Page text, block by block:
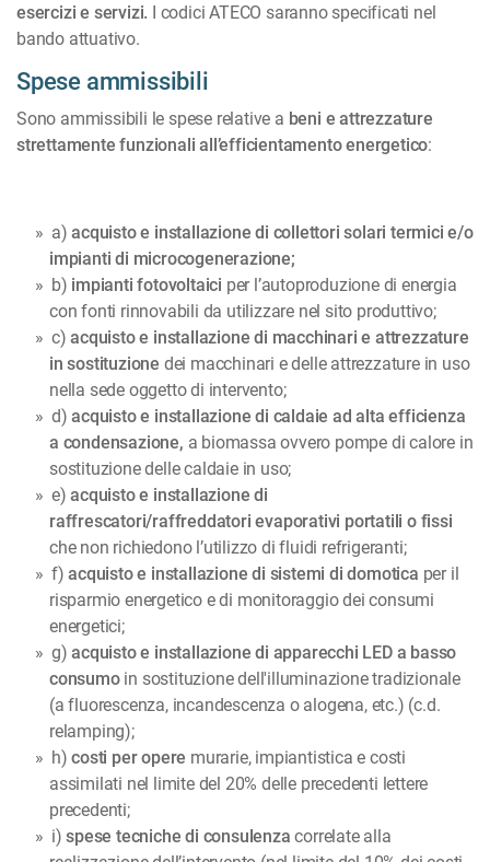
esercizi e servizi. I codici ATECO saranno specificati nel
bando attuativo.
Spese ammissibili
Sono ammissibili le spese relative a beni e attrezzature
strettamente funzionali all’efficientamento energetico:
a) acquisto e installazione di collettori solari termici e/o
impianti di microcogenerazione;
b) impianti fotovoltaici per l’autoproduzione di energia
con fonti rinnovabili da utilizzare nel sito produttivo;
c)acquisto e installazione di macchinari e attrezzature
in sostituzione dei macchinari e delle attrezzature in uso
nella sede oggetto di intervento;
d)acquisto e installazione di caldaie ad alta efficienza
a condensazione, a biomassa ovvero pompe di calore in
sostituzione delle caldaie in uso;
e)acquisto e installazione di
raffrescatori/raffreddatori evaporativi portatili o fissi
che non richiedono l’utilizzo di fluidi refrigeranti;
f)acquisto e installazione di sistemi di domotica per il
risparmio energetico e di monitoraggio dei consumi
energetici;
g)acquisto e installazione di apparecchi LED a basso
consumoin sostituzione dell'illuminazione tradizionale
(a fluorescenza, incandescenza o alogena, etc.) (c.d.
relamping);
h)costi per opere murarie, impiantistica e costi
assimilati nel limite del 20% delle precedenti lettere
precedenti;
i)spese tecniche di consulenza correlate alla